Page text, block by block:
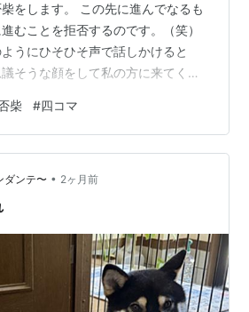
をします。 この先に進んでなるも
むことを拒否するのです。（笑）
うにひそひそ声で話しかけると
議そうな顔をして私の方に来てくれ
い時もあるのでなかなか厄介で
柴犬に限らずワンちゃんを飼った事
かもしれませんね。 しかし拒否柴
い、柴犬は散歩中に突然立ち止ま
るのは有名なようです。 ではな
柴 #四コマ
ダンテ〜 • 2ヶ月前